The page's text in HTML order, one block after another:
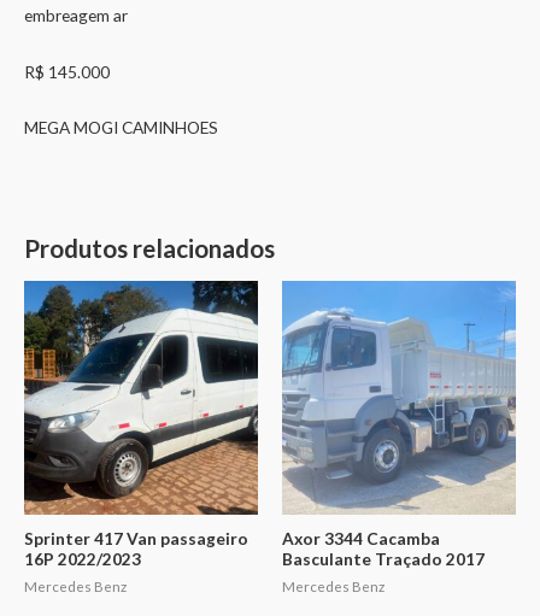
embreagem ar
R$ 145.000
MEGA MOGI CAMINHOES
Produtos relacionados
Sprinter 417 Van passageiro
16P 2022/2023
Mercedes Benz
Axor 3344 Cacamba
Basculante Traçado 2017
Mercedes Benz